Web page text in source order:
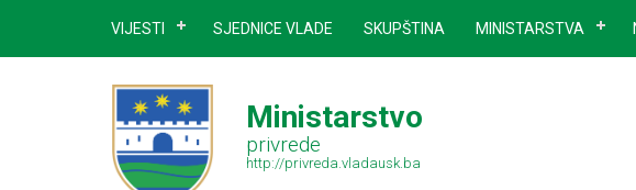
VIJESTI SJEDNICE VLADE SKUPŠTINA MINISTARSTVA
Ministarstvo
privrede
http://privreda.vladausk.ba